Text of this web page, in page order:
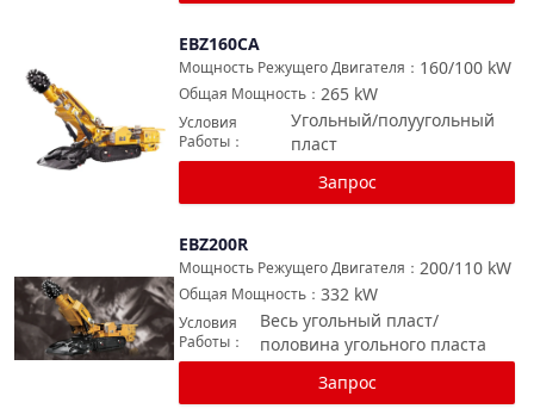
EBZ160CA
160/100 kW
Мощность Режущего Двигателя ：
265 kW
Общая Мощность ：
Угольный/полуугольный
пласт
Условия
Работы ：
Запрос
EBZ200R
200/110 kW
Мощность Режущего Двигателя ：
332 kW
Общая Мощность ：
Весь угольный пласт/
половина угольного пласта
Условия
Работы ：
Запрос